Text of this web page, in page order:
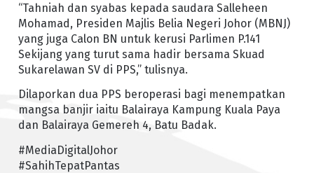
“Tahniah dan syabas kepada saudara Salleheen
Mohamad, Presiden Majlis Belia Negeri Johor (MBNJ)
yang juga Calon BN untuk kerusi Parlimen P.141
Sekijang yang turut sama hadir bersama Skuad
Sukarelawan SV di PPS,” tulisnya.
Dilaporkan dua PPS beroperasi bagi menempatkan
mangsa banjir iaitu Balairaya Kampung Kuala Paya
dan Balairaya Gemereh 4, Batu Badak.
#MediaDigitalJohor
#SahihTepatPantas